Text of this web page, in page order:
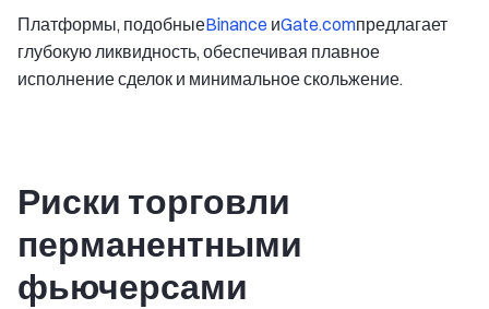
Платформы, подобныеBinance иGate.comпредлагает
глубокую ликвидность, обеспечивая плавное
исполнение сделок и минимальное скольжение.
Риски торговли
перманентными
фьючерсами